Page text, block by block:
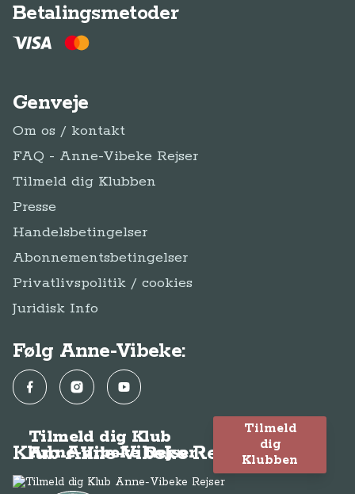
Betalingsmetoder
Genveje
Om os / kontakt
FAQ - Anne-Vibeke Rejser
Tilmeld dig Klubben
Presse
Handelsbetingelser
Abonnementsbetingelser
Privatlivspolitik / cookies
Juridisk Info
Følg Anne-Vibeke:
FacebookInstagramYouTube
Klub Anne-Vibeke Rejser
Tilmeld dig Klub
Anne-Vibeke Rejser
Tilmeld
dig
Klubben